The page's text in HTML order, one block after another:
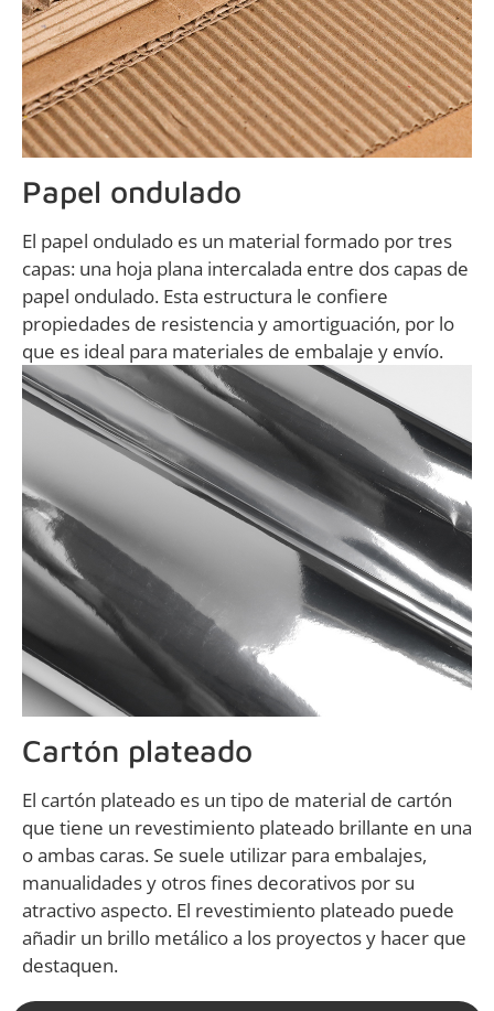
Papel ondulado
El papel ondulado es un material formado por tres
capas: una hoja plana intercalada entre dos capas de
papel ondulado. Esta estructura le confiere
propiedades de resistencia y amortiguación, por lo
que es ideal para materiales de embalaje y envío.
Cartón plateado
El cartón plateado es un tipo de material de cartón
que tiene un revestimiento plateado brillante en una
o ambas caras. Se suele utilizar para embalajes,
manualidades y otros fines decorativos por su
atractivo aspecto. El revestimiento plateado puede
añadir un brillo metálico a los proyectos y hacer que
destaquen.